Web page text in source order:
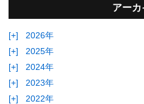
アーカ
[+]
2026年
[+]
2025年
[+]
2024年
[+]
2023年
[+]
2022年